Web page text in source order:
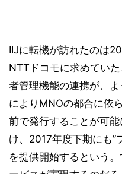
IIJに転機が訪れたのは
NTTドコモに求めてい
者管理機能の連携が、
によりMNOの都合に依
前で発行することが可
け、2017年度下期にも”
を提供開始するという